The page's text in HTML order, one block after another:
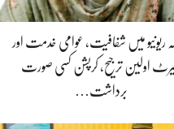
ریونیو میں شفافیت، عوامی خدمت اور
اولین ترجیح، کرپشن کسی صورت
برداشت…